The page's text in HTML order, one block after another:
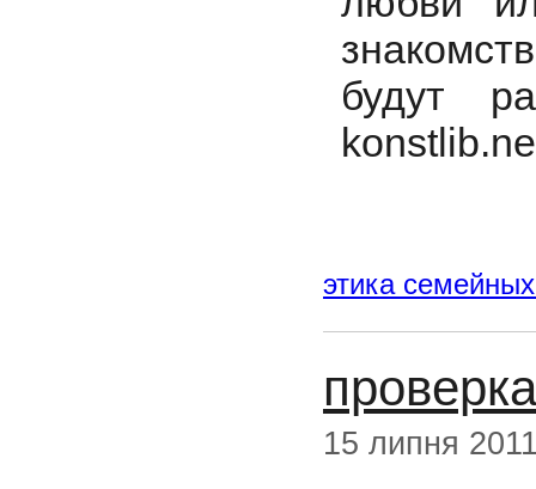
будут
этика
15 липня